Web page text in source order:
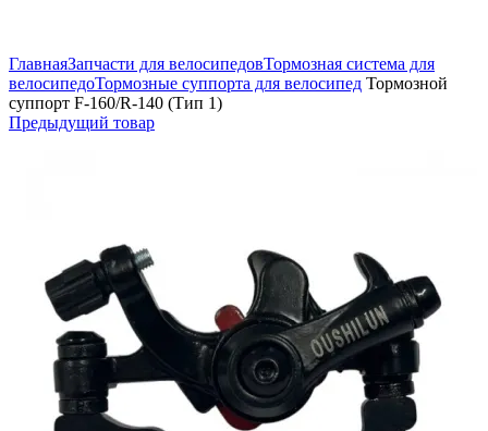
ГлавнаяЗапчасти для велосипедовТормозная система для
велосипедоТормозные суппорта для велосипед Тормозной
суппорт F-160/R-140 (Тип 1)
Предыдущий товар